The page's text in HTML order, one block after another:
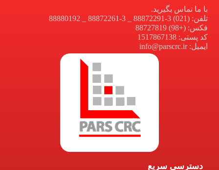
با ما تماس بگیرید.
تلفن: (021) 3-88872291 _ 3-88872261 _ 88880192
فکس: (+98) 88727819
کد پستی: 1517867138
ایمیل: info@parscrc.ir
دسترسی سریع